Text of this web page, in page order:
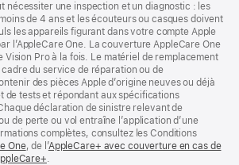
nécessiter une inspection et un diagnostic : les
de 4 ans et les écouteurs ou casques doivent
les appareils figurant dans votre compte Apple
l’AppleCare One. La couverture AppleCare One
Vision Pro à la fois. Le matériel de remplacement
du service de réparation ou de
des pièces Apple d’origine neuves ou déjà
de tests et répondant aux spécifications
déclaration de sinistre relevant de
de perte ou vol entraîne l’application d’une
complètes, consultez les Conditions
One(s’ouvre
dans
, de l’AppleCare+ avec couverture en cas de